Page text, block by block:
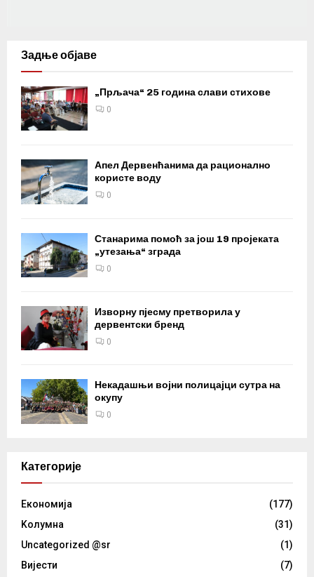
Задње објаве
„Прљача“ 25 година слави стихове
0
Апел Дервенћанима да рационално
користе воду
0
Станарима помоћ за још 19 пројеката
„утезања“ зграда
0
Изворну пјесму претворила у
дервентски бренд
0
Некадашњи војни полицајци сутра на
окупу
0
Категорије
Eкономија
(177)
Kолумнa
(31)
Uncategorized @sr
(1)
Вијести
(7)